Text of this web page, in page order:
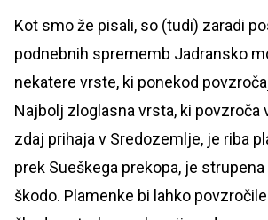
Kot smo že pisali, so (tudi) zaradi
podnebnih sprememb Jadransko
nekatere vrste, ki ponekod
Najbolj zloglasna vrsta, ki povzroča
zdaj prihaja v Sredozemlje, je riba
prek Sueškega prekopa, je
škodo. Plamenke bi lahko